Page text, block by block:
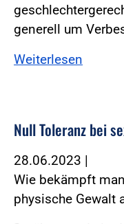
generell um
Weiterlesen
Null Toleranz bei
28.06.2023 |
Wie bekämpft
physische Gewalt